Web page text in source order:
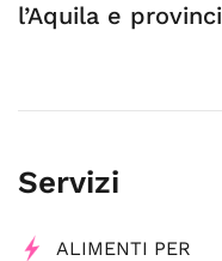
l’Aquila e
Servizi
ALIMENTI PER